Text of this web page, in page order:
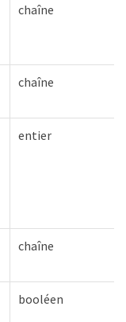
chaîne
chaîne
entier
chaîne
booléen